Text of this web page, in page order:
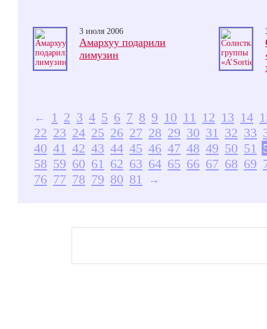
3 июля 2006
Амархуу подарили
лимузин
← 1 2 3 4 5 6 7 8 9 10 11 12 13 14
22 23 24 25 26 27 28 29 30 31 32 33
40 41 42 43 44 45 46 47 48 49 50 51
58 59 60 61 62 63 64 65 66 67 68 69
76 77 78 79 80 81 →